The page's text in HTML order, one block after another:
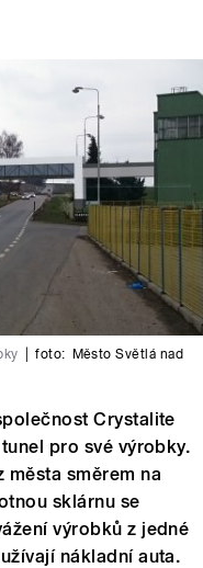
foto:
Město Světlá nad
Crystalite
pro své výrobky.
města směrem na
sklárnu se
výrobků z jedné
nákladní auta.